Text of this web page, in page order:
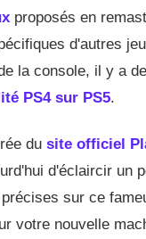
proposés en
d'autres
la console, il y a
PS4 sur PS5.
du site officiel
d'éclaircir un
sur ce
votre nouvelle